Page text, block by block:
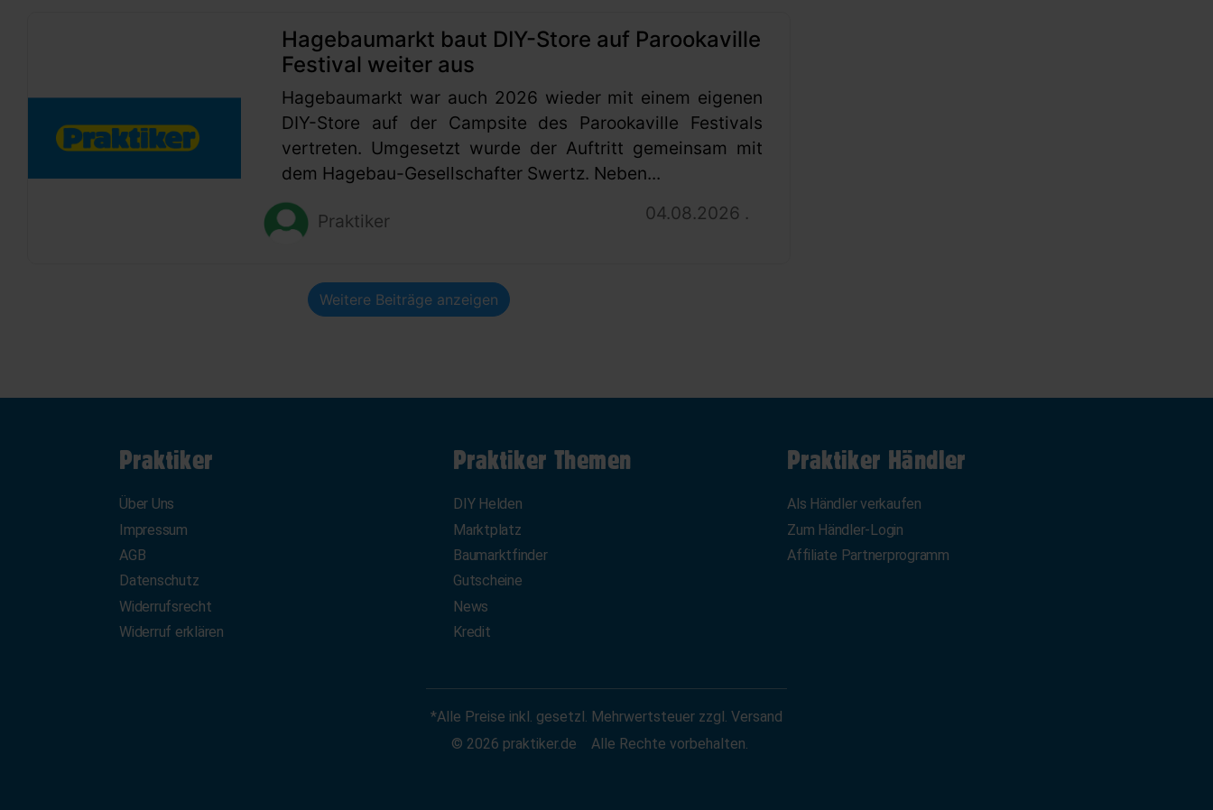
Hagebaumarkt baut DIY-Store auf Parookaville
Festival weiter aus
Hagebaumarkt war auch 2026 wieder mit einem eigenen
DIY-Store auf der Campsite des Parookaville Festivals
vertreten. Umgesetzt wurde der Auftritt gemeinsam mit
dem Hagebau-Gesellschafter Swertz. Neben...
Praktiker 04.08.2026 .
Weitere Beiträge anzeigen
Praktiker
Über Uns
Impressum
AGB
Datenschutz
Widerrufsrecht
Widerruf erklären
Praktiker Themen
DIY Helden
Marktplatz
Baumarktfinder
Gutscheine
News
Kredit
Praktiker Händler
Als Händler verkaufen
Zum Händler-Login
Affiliate Partnerprogramm
*Alle Preise inkl. gesetzl. Mehrwertsteuer zzgl. Versand
© 2026 praktiker.de
Alle Rechte vorbehalten.